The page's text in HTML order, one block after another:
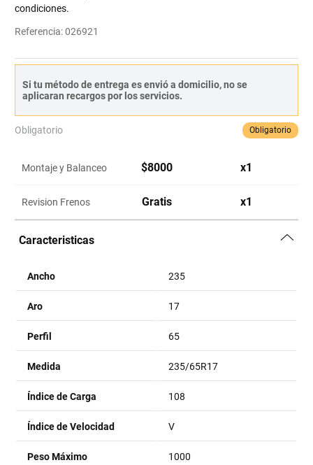
condiciones.
Referencia:026921
Si tu método de entrega es envió a domicilio, no se
aplicaran recargos por los servicios.
Obligatorio Obligatorio
Montaje y Balanceo $8000 x1
Revision Frenos Gratis x1
Caracteristicas
Ancho 235
Aro 17
Perfil 65
Medida 235/65R17
Índice de Carga 108
Índice de Velocidad V
Peso Máximo 1000